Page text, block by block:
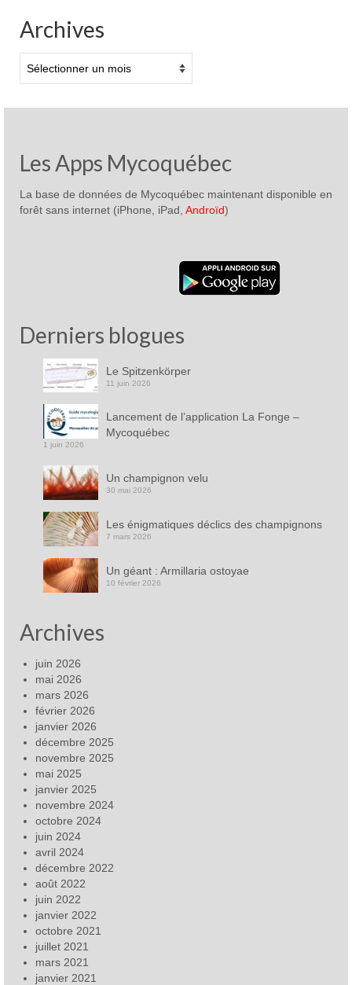
Archives
Les Apps Mycoquébec
La base de données de Mycoquébec maintenant disponible en
forêt sans internet (iPhone, iPad, Androïd)
Derniers blogues
Le Spitzenkörper
11 juin 2026
Lancement de l’application La Fonge –
Mycoquébec
1 juin 2026
Un champignon velu
30 mai 2026
Les énigmatiques déclics des champignons
7 mars 2026
Un géant : Armillaria ostoyae
10 février 2026
Archives
juin 2026
mai 2026
mars 2026
février 2026
janvier 2026
décembre 2025
novembre 2025
mai 2025
janvier 2025
novembre 2024
octobre 2024
juin 2024
avril 2024
décembre 2022
août 2022
juin 2022
janvier 2022
octobre 2021
juillet 2021
mars 2021
janvier 2021